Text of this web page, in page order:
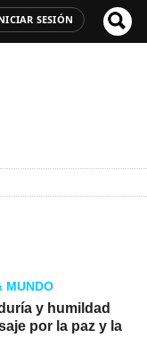
SESIÓN
MUNDO
y humildad
por la paz y la